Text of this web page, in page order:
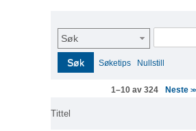
Søk
Søk Søketips Nullstill
1–10 av 324 Neste >>
Tittel